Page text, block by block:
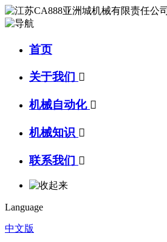
首页
关于我们 
机械自动化 
机械知识 
联系我们 
Language
中文版